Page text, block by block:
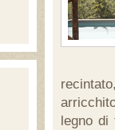
legno di